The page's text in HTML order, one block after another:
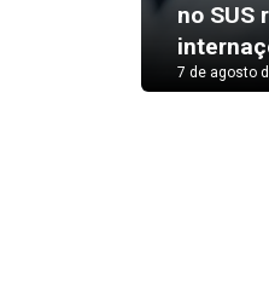
no SUS
7 de agosto